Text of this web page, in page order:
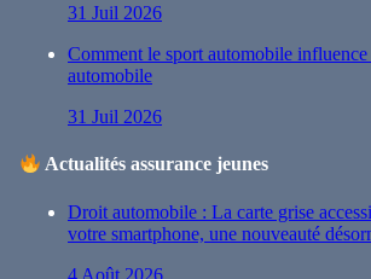
31 Juil 2026
Comment le sport automobile influence
automobile
31 Juil 2026
Actualités assurance jeunes
Droit automobile : La carte grise
votre smartphone, une nouveauté
4 Août 2026